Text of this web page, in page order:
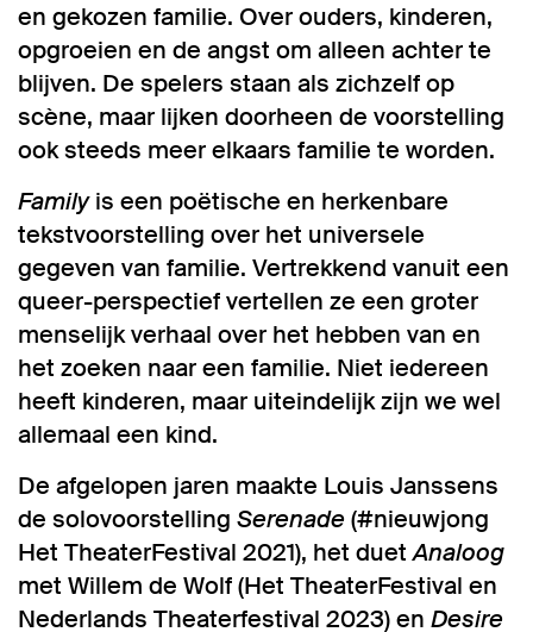
en gekozen familie. Over ouders, kinderen,
opgroeien en de angst om alleen achter te
blijven. De spelers staan als zichzelf op
scène, maar lijken doorheen de voorstelling
ook steeds meer elkaars familie te worden.
Familyis een poëtische en herkenbare
tekstvoorstelling over het universele
gegeven van familie. Vertrekkend vanuit een
queer-perspectief vertellen ze een groter
menselijk verhaal over het hebben van en
het zoeken naar een familie. Niet iedereen
heeft kinderen, maar uiteindelijk zijn we wel
allemaal een kind.
De afgelopen jaren maakte Louis Janssens
de solovoorstelling Serenade(#nieuwjong
Het TheaterFestival 2021), het duetAnaloog
met Willem de Wolf (Het TheaterFestival en
Nederlands Theaterfestival 2023) en Desire